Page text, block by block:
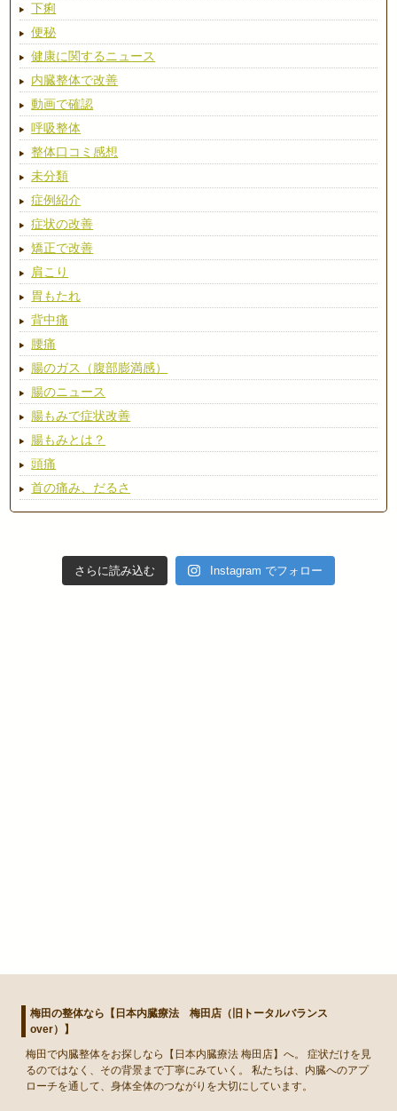
下痢
便秘
健康に関するニュース
内臓整体で改善
動画で確認
呼吸整体
整体口コミ感想
未分類
症例紹介
症状の改善
矯正で改善
肩こり
胃もたれ
背中痛
腰痛
腸のガス（腹部膨満感）
腸のニュース
腸もみで症状改善
腸もみとは？
頭痛
首の痛み、だるさ
さらに読み込む Instagram でフォロー
梅田の整体なら【日本内臓療法 梅田店（旧トータルバランス
over）】
梅田で内臓整体をお探しなら【日本内臓療法 梅田店】へ。 症状だけを見
るのではなく、その背景まで丁寧にみていく。 私たちは、内臓へのアプ
ローチを通して、身体全体のつながりを大切にしています。